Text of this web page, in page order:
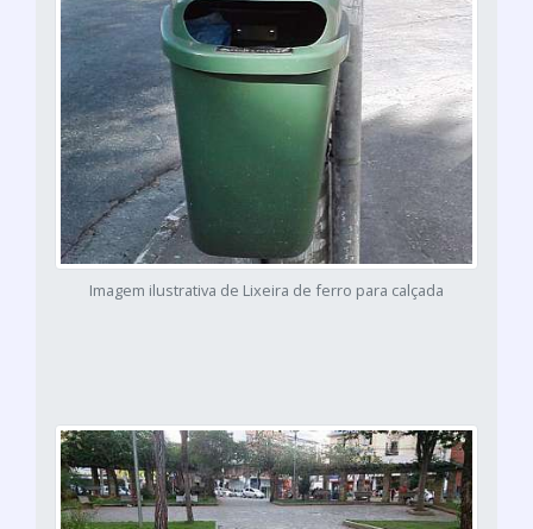
Imagem ilustrativa de Lixeira de ferro para calçada